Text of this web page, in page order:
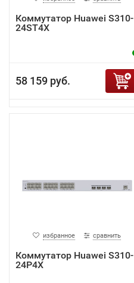
Коммутатор Huawei S310-
24ST4X
58 159 руб.
избранное сравнить
Коммутатор Huawei S310-
24P4X